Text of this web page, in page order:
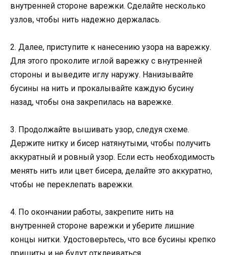
внутренней стороне варежки. Сделайте несколько
узлов, чтобы нить надежно держалась.
2. Далее, приступите к нанесению узора на варежку.
Для этого проколите иглой варежку с внутренней
стороны и выведите иглу наружу. Нанизывайте
бусины на нить и прокалывайте каждую бусину
назад, чтобы она закрепилась на варежке.
3. Продолжайте вышивать узор, следуя схеме.
Держите нитку и бисер натянутыми, чтобы получить
аккуратный и ровный узор. Если есть необходимость
менять нить или цвет бисера, делайте это аккуратно,
чтобы не переклепать варежки.
4. По окончании работы, закрепите нить на
внутренней стороне варежки и уберите лишние
концы нитки. Удостоверьтесь, что все бусины крепко